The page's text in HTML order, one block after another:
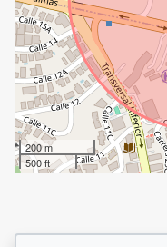
200 m
500 ft